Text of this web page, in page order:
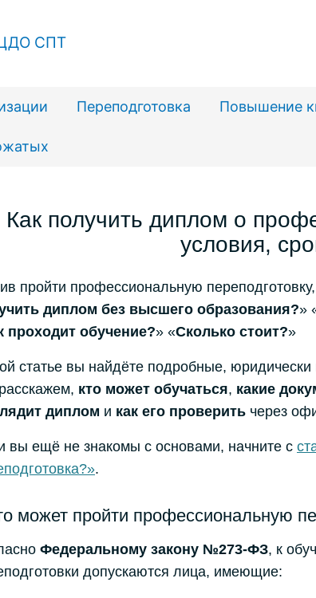
СПТ
Переподготовка Повышение
Как получить диплом о
условия,
пройти профессиональную
диплом без высшего образования?»
проходит обучение?» «Сколько стоит?»
статье вы найдёте подробные,
кто может обучаться, какие
диплом и как его проверить через
вы ещё не знакомы с основами, начните с
.
может пройти профессиональную
Федеральному закону №273-ФЗ, к
допускаются лица, имеющие: